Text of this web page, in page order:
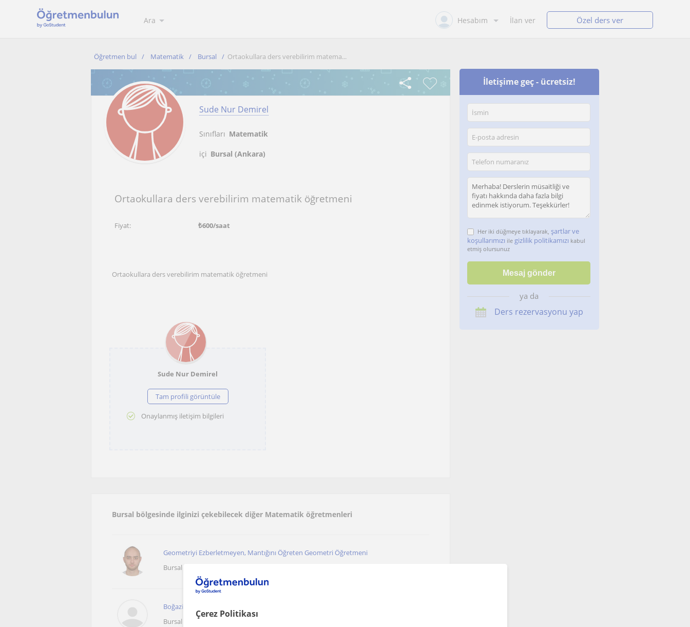
Çerez Politikası
Ara Hesabım İlan ver Özel ders ver
Öğretmen bul Matematik Bursal Ortaokullara ders verebilirim matema...
Sude Nur Demirel
Sınıfları Matematik
içi Bursal (Ankara)
Ortaokullara ders verebilirim matematik öğretmeni
Fiyat: ₺600/saat
Ortaokullara ders verebilirim matematik öğretmeni
Sude Nur Demirel
Tam profili görüntüle
Onaylanmış iletişim bilgileri
Bursal bölgesinde ilginizi çekebilecek diğer Matematik öğretmenleri
Geometriyi Ezberletmeyen, Mantığını Öğreten Geometri Öğretmeni
Bursal
Boğaziçi Üniversitesi mezunuyum. İlkokul ve ortaokul öğrencilerine ma...
Bursal
İletişime geç - ücretsiz!
Her iki düğmeye tıklayarak, şartlar ve
koşullarımızı ile gizlilik politikamızı kabul
etmiş olursunuz
ya da
Ders rezervasyonu yap